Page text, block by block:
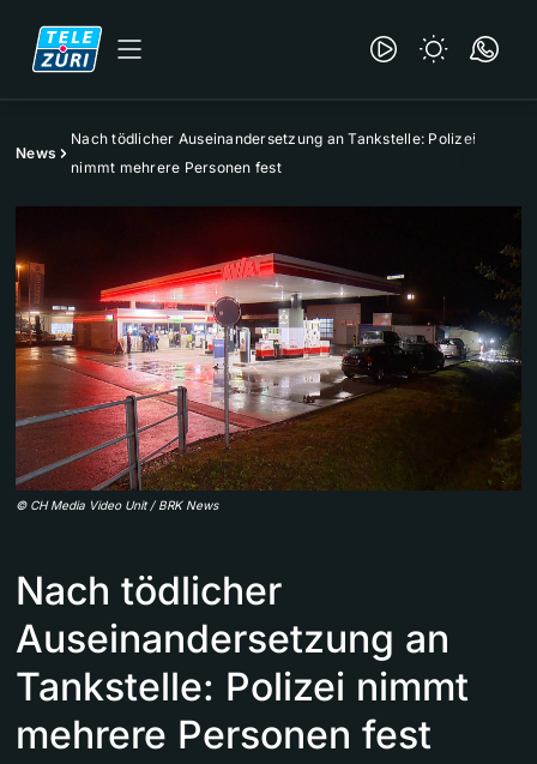
News
Nach tödlicher Auseinandersetzung an Tankstelle: Polizei
nimmt mehrere Personen fest
© CH Media Video Unit / BRK News
Nach tödlicher
Auseinandersetzung an
Tankstelle: Polizei nimmt
mehrere Personen fest